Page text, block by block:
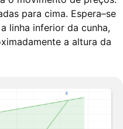
para cima. Espera–se
linha inferior da cunha,
a altura da